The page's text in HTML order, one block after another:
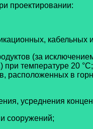
проектировании:
(за
при температуре
в
усреднения
сооружений;